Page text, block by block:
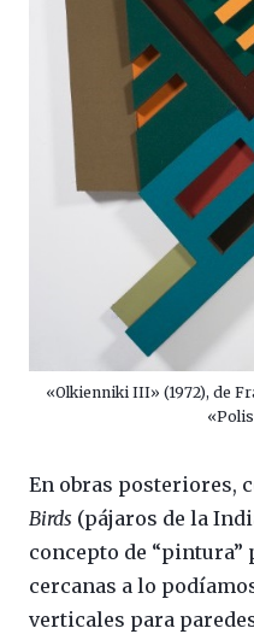
«Olkienniki III» (1972), de
En obras posteriores,
Birds (pájaros de la
concepto de “pintura”
cercanas a lo
verticales para